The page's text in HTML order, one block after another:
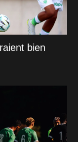
bien